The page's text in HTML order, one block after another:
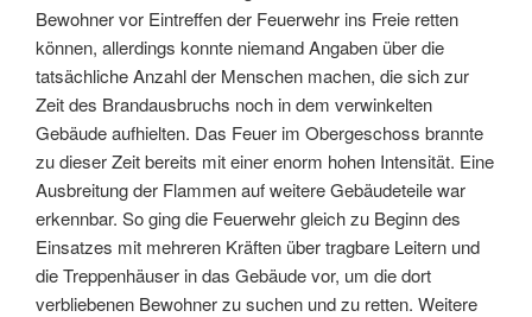
Bewohner vor Eintreffen der Feuerwehr ins Freie retten
können, allerdings konnte niemand Angaben über die
tatsächliche Anzahl der Menschen machen, die sich zur
Zeit des Brandausbruchs noch in dem verwinkelten
Gebäude aufhielten. Das Feuer im Obergeschoss brannte
zu dieser Zeit bereits mit einer enorm hohen Intensität. Eine
Ausbreitung der Flammen auf weitere Gebäudeteile war
erkennbar. So ging die Feuerwehr gleich zu Beginn des
Einsatzes mit mehreren Kräften über tragbare Leitern und
die Treppenhäuser in das Gebäude vor, um die dort
verbliebenen Bewohner zu suchen und zu retten. Weitere